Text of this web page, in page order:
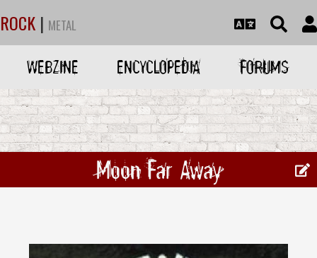
ROCK | METAL
WEBZINE ENCYCLOPEDIA FORUMS
Moon Far Away